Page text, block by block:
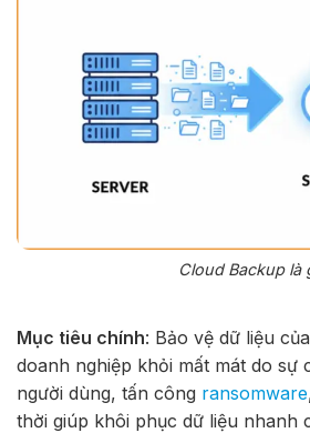
Cloud Backup là
Mục tiêu chính: Bảo vệ dữ liệu
doanh nghiệp khỏi mất mát do sự
người dùng, tấn công ransomware
thời giúp khôi phục dữ liệu nhanh